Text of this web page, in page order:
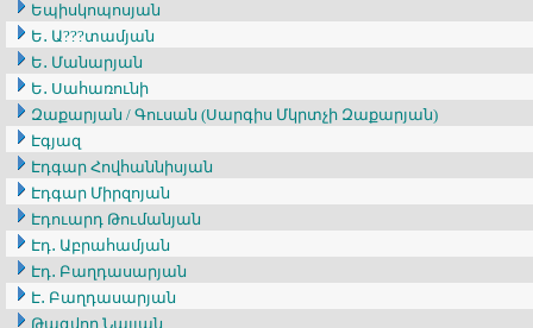
Եպիսկոպոսյան
Ե․ Ա???տամյան
Ե․ Մանարյան
Ե․ Սահառունի
Զաքարյան / Գուսան (Սարգիս Մկրտչի Զաքարյան)
Էգյազ
Էդգար Հովհաննիսյան
Էդգար Միրզոյան
Էդուարդ Թումանյան
Էդ․ Աբրահամյան
Էդ․ Բաղդասարյան
Է․ Բաղդասարյան
Թագվոր Նալյան